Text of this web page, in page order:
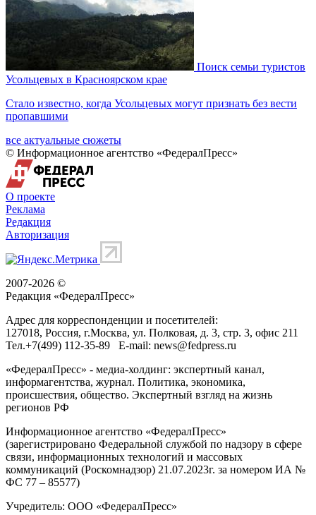
Поиск семьи туристов
Усольцевых в Красноярском крае
Стало известно, когда Усольцевых могут признать без вести
пропавшими
все актуальные сюжеты
© Информационное агентство «ФедералПресс»
О проекте
Реклама
Редакция
Авторизация
2007-2026 ©
Редакция «ФедералПресс»
Адрес для корреспонденции и посетителей:
127018, Россия, г.Москва, ул. Полковая, д. 3, стр. 3, офис 211
Тел.+7(499) 112-35-89 E-mail: news@fedpress.ru
«ФедералПресс» - медиа-холдинг: экспертный канал,
информагентства, журнал. Политика, экономика,
происшествия, общество. Экспертный взгляд на жизнь
регионов РФ
Информационное агентство «ФедералПресс»
(зарегистрировано Федеральной службой по надзору в сфере
связи, информационных технологий и массовых
коммуникаций (Роскомнадзор) 21.07.2023г. за номером ИА №
ФС 77 – 85577)
Учредитель: ООО «ФедералПресс»